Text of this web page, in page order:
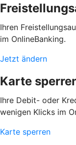
Ihren
im OnlineBanking.
Jetzt ändern
Karte
Ihre Debit- oder
wenigen Klicks im
Karte sperren